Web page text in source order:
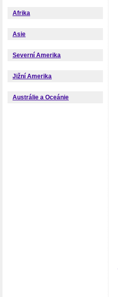
Afrika
Asie
Severní Amerika
Jižní Amerika
Austrálie a Oceánie